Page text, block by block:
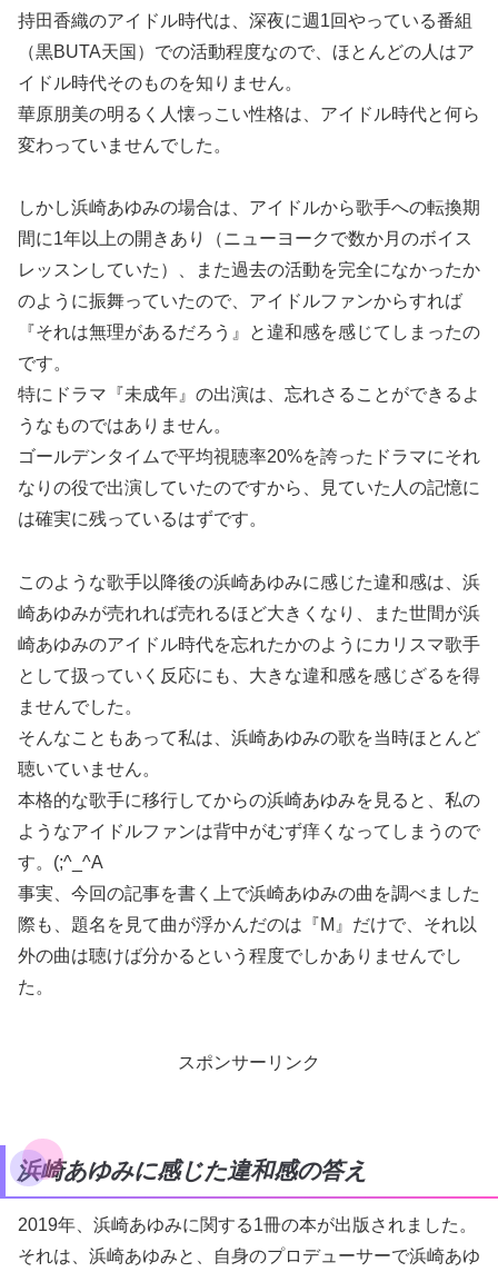
持田香織のアイドル時代は、深夜に週1回やっている番組
（黒BUTA天国）での活動程度なので、ほとんどの人はア
イドル時代そのものを知りません。
華原朋美の明るく人懐っこい性格は、アイドル時代と何ら
変わっていませんでした。
しかし浜崎あゆみの場合は、アイドルから歌手への転換期
間に1年以上の開きあり（ニューヨークで数か月のボイス
レッスンしていた）、また過去の活動を完全になかったか
のように振舞っていたので、アイドルファンからすれば
『それは無理があるだろう』と違和感を感じてしまったの
です。
特にドラマ『未成年』の出演は、忘れさることができるよ
うなものではありません。
ゴールデンタイムで平均視聴率20%を誇ったドラマにそれ
なりの役で出演していたのですから、見ていた人の記憶に
は確実に残っているはずです。
このような歌手以降後の浜崎あゆみに感じた違和感は、浜
崎あゆみが売れれば売れるほど大きくなり、また世間が浜
崎あゆみのアイドル時代を忘れたかのようにカリスマ歌手
として扱っていく反応にも、大きな違和感を感じざるを得
ませんでした。
そんなこともあって私は、浜崎あゆみの歌を当時ほとんど
聴いていません。
本格的な歌手に移行してからの浜崎あゆみを見ると、私の
ようなアイドルファンは背中がむず痒くなってしまうので
す。(;^_^A
事実、今回の記事を書く上で浜崎あゆみの曲を調べました
際も、題名を見て曲が浮かんだのは『M』だけで、それ以
外の曲は聴けば分かるという程度でしかありませんでし
た。
スポンサーリンク
浜崎あゆみに感じた違和感の答え
2019年、浜崎あゆみに関する1冊の本が出版されました。
それは、浜崎あゆみと、自身のプロデューサーで浜崎あゆ